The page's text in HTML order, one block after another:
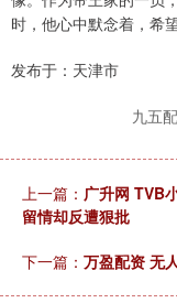
时，他心中默念着，希
发布于：天津市
九五
上一篇： 广升网 TVB
留情却反遭狠批
下一篇： 万盈配资 无